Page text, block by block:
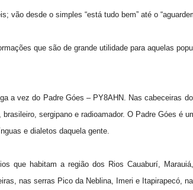
vão desde o simples “está tudo bem” até o
que são de grande utilidade para aquelas
a vez do Padre Góes – PY8AHN. Nas cabeceiras
sergipano e radioamador. O Padre Góes é
e dialetos daquela gente.
que habitam a região dos Rios Cauaburí,
nas serras Pico da Neblina, Imeri e Itapirapecó,